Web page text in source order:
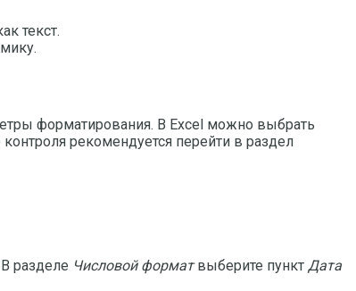
текст.
форматирования. В Excel можно выбрать
рекомендуется перейти в раздел
разделе Числовой форматвыберите пункт Дата